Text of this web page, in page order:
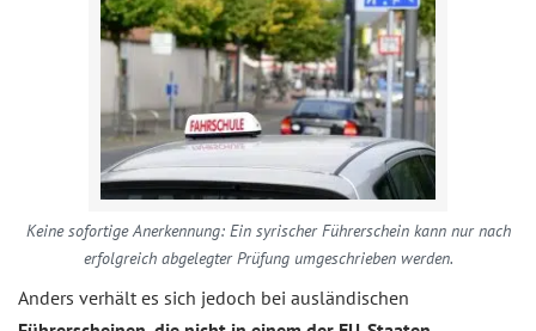
Keine sofortige Anerkennung: Ein syrischer Führerschein kann nur nach
erfolgreich abgelegter Prüfung umgeschrieben werden.
Anders verhält es sich jedoch bei ausländischen